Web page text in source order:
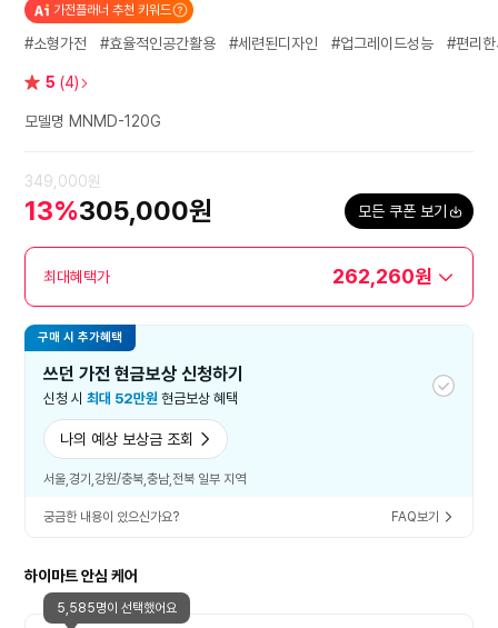
가전플래너 추천 키워드
#소형가전 #효율적인공간활용 #세련된디자인 #업그레이드성능 #편리
별 5 (4)
모델명 MNMD-120G
349,000원
13%305,000원 모든 쿠폰 보기
최대혜택가 262,260원
구매 시 추가혜택
쓰던 가전 현금보상 신청하기
신청 시 최대 52만원 현금보상 혜택
나의 예상 보상금 조회
서울,경기,강원/충북,충남,전북 일부 지역
궁금한 내용이 있으신가요? FAQ보기
하이마트 안심 케어
5,585명이 선택했어요